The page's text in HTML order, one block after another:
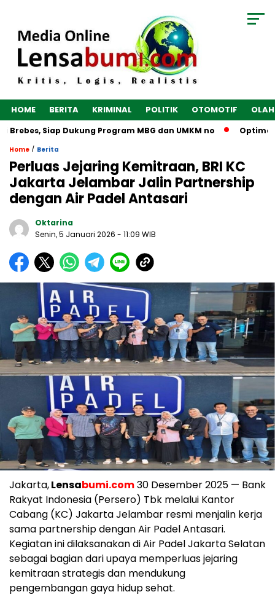
HOME BERITA KRIMINAL POLITIK OTOMOTIF
Siap Dukung Program MBG dan UMKM no
Home / Berita
Perluas Jejaring Kemitraan, BRI KC
Jakarta Jelambar Jalin Partnership
dengan Air Padel Antasari
Oktarina
Senin, 5 Januari 2026 - 11:09 WIB
Jakarta,Lensabumi.com30 Desember 2025 — Bank
Rakyat Indonesia (Persero) Tbk melalui Kantor
Cabang (KC) Jakarta Jelambar resmi menjalin kerja
sama partnership dengan Air Padel Antasari.
Kegiatan ini dilaksanakan di Air Padel Jakarta Selatan
sebagai bagian dari upaya memperluas jejaring
kemitraan strategis dan mendukung
pengembangan gaya hidup sehat.